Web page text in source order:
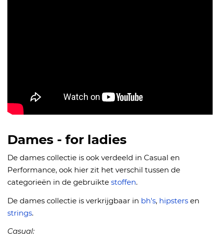
Dames - for ladies
De dames collectie is ook verdeeld in Casual en
Performance, ook hier zit het verschil tussen de
categorieën in de gebruikte stoffen.
De dames collectie is verkrijgbaar in bh's, hipsters en
strings.
Casual: